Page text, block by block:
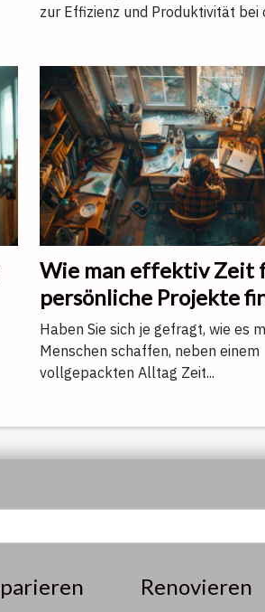
zur Effizienz und Produktivität bei
Wie man effektiv Zeit
persönliche Projekte
Haben Sie sich je gefragt, wie es
Menschen schaffen, neben einem
vollgepackten Alltag Zeit...
Renovieren